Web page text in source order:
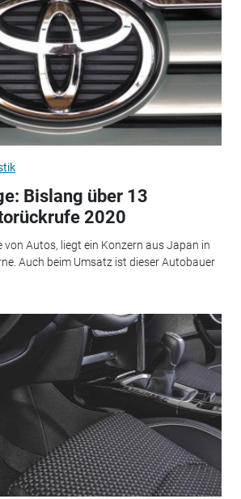
Bislang über 13
2020
von Autos, liegt ein Konzern aus Japan in
Auch beim Umsatz ist dieser Autobauer